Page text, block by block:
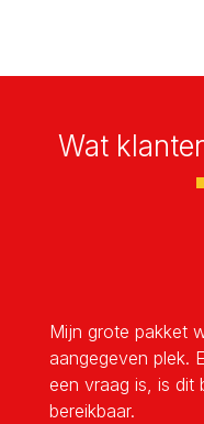
Wat
Mijn grote pakket
aangegeven plek.
een vraag is, is dit
bereikbaar.